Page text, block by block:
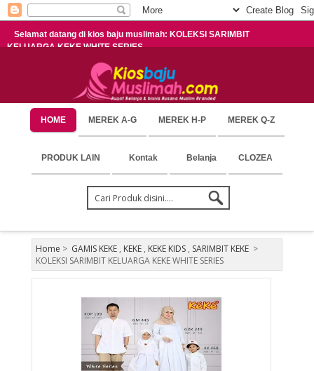
Selamat datang di kios baju muslimah: KOLEKSI SARIMBIT
KELUARGA KEKE WHITE SERIES
HOME MEREK A-G MEREK H-P MEREK Q-Z
PRODUK LAIN Kontak Belanja CLOZEA
Home > GAMIS KEKE, KEKE, KEKE KIDS, SARIMBIT KEKE >
KOLEKSI SARIMBIT KELUARGA KEKE WHITE SERIES